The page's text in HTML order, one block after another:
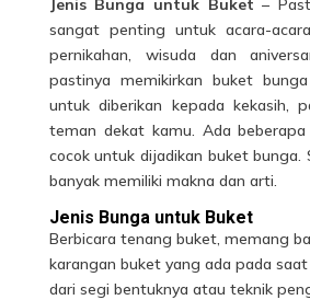
Jenis Bunga untuk Buket –
sangat penting untuk acara-
pernikahan, wisuda dan
pastinya memikirkan buket
untuk diberikan kepada kekasih,
teman dekat kamu. Ada
cocok untuk dijadikan buket bunga.
banyak memiliki makna dan arti.
Jenis Bunga untuk Buket
Berbicara tenang buket, memang
karangan buket yang ada pada
dari segi bentuknya atau teknik